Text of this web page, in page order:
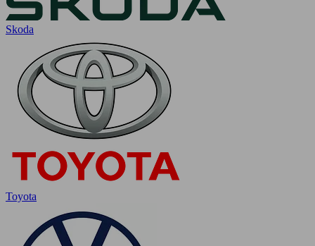
Skoda
Toyota